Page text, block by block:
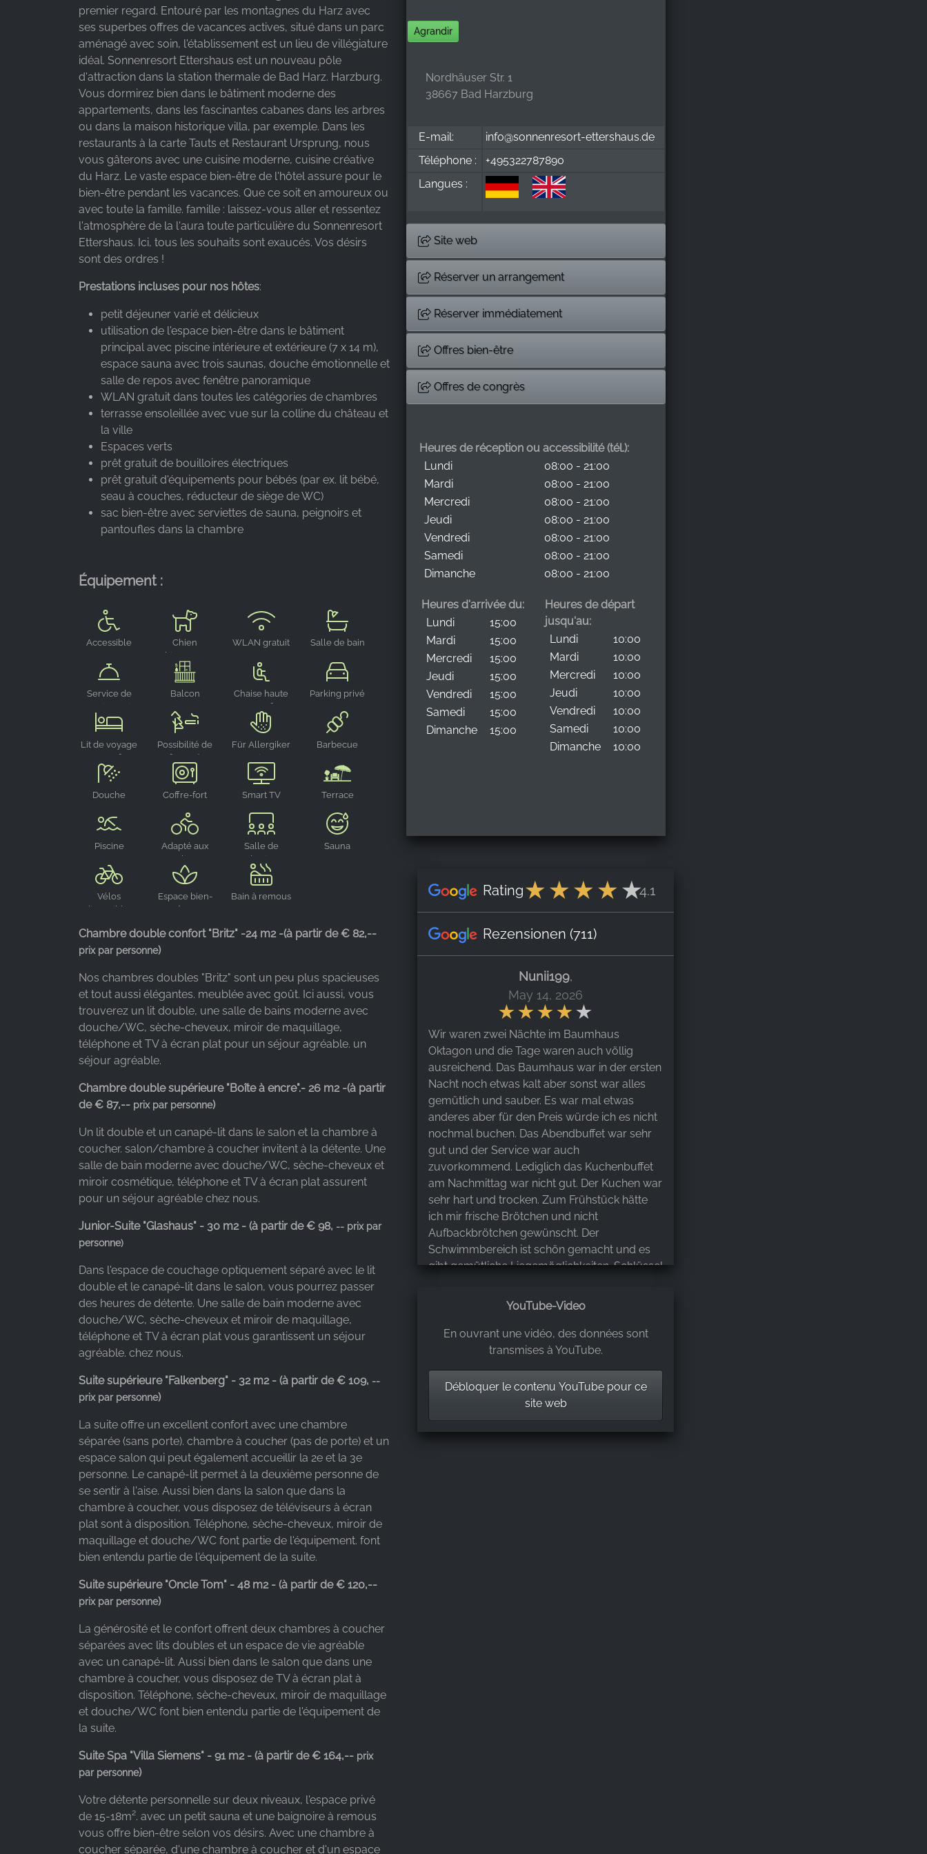
premier regard. Entouré par les montagnes du Harz avec
ses superbes offres de vacances actives, situé dans un parc
aménagé avec soin, l'établissement est un lieu de villégiature
idéal. Sonnenresort Ettershaus est un nouveau pôle
d'attraction dans la station thermale de Bad Harz. Harzburg.
Vous dormirez bien dans le bâtiment moderne des
appartements, dans les fascinantes cabanes dans les arbres
ou dans la maison historique villa, par exemple. Dans les
restaurants à la carte Tauts et Restaurant Ursprung, nous
vous gâterons avec une cuisine moderne, cuisine créative
du Harz. Le vaste espace bien-être de l'hôtel assure pour le
bien-être pendant les vacances. Que ce soit en amoureux ou
avec toute la famille. famille : laissez-vous aller et ressentez
l'atmosphère de la l'aura toute particulière du Sonnenresort
Ettershaus. Ici, tous les souhaits sont exaucés. Vos désirs
sont des ordres !
Prestations incluses pour nos hôtes:
petit déjeuner varié et délicieux
utilisation de l'espace bien-être dans le bâtiment
principal avec piscine intérieure et extérieure (7 x 14 m),
espace sauna avec trois saunas, douche émotionnelle et
salle de repos avec fenêtre panoramique
WLAN gratuit dans toutes les catégories de chambres
terrasse ensoleillée avec vue sur la colline du château et
la ville
Espaces verts
prêt gratuit de bouilloires électriques
prêt gratuit d'équipements pour bébés (par ex. lit bébé,
seau à couches, réducteur de siège de WC)
sac bien-être avec serviettes de sauna, peignoirs et
pantoufles dans la chambre
Équipement :
Accessible
personnes à
mobilité
réduite
Chien
bienvenu
WLAN gratuit Salle de bain
Service de
conciergerie
Balcon
Chaise haute
pour enfant
Parking privé
Lit de voyage
pour enfant
Possibilité de
fumer à
l'extérieur
Für Allergiker
geeignet
Barbecue
Douche Coffre-fort Smart TV Terrace
Piscine
Adapté aux
cyclistes
Salle de
réunion
Sauna
Vélos
disponibles
Espace bien-
être
Bain à remous
Chambre double confort "Britz" -24 m2 -(à partir de € 82,--
prix par personne)
Nos chambres doubles "Britz" sont un peu plus spacieuses
et tout aussi élégantes. meublée avec goût. Ici aussi, vous
trouverez un lit double, une salle de bains moderne avec
douche/WC, sèche-cheveux, miroir de maquillage,
téléphone et TV à écran plat pour un séjour agréable. un
séjour agréable.
Chambre double supérieure "Boîte à encre".- 26 m2 -(à partir
de € 87,-- prix par personne)
Un lit double et un canapé-lit dans le salon et la chambre à
coucher. salon/chambre à coucher invitent à la détente. Une
salle de bain moderne avec douche/WC, sèche-cheveux et
miroir cosmétique, téléphone et TV à écran plat assurent
pour un séjour agréable chez nous.
Junior-Suite "Glashaus" - 30 m2 - (à partir de € 98, -- prix par
personne)
Dans l'espace de couchage optiquement séparé avec le lit
double et le canapé-lit dans le salon, vous pourrez passer
des heures de détente. Une salle de bain moderne avec
douche/WC, sèche-cheveux et miroir de maquillage,
téléphone et TV à écran plat vous garantissent un séjour
agréable. chez nous.
Suite supérieure "Falkenberg" - 32 m2 - (à partir de € 109, --
prix par personne)
La suite offre un excellent confort avec une chambre
séparée (sans porte). chambre à coucher (pas de porte) et un
espace salon qui peut également accueillir la 2e et la 3e
personne. Le canapé-lit permet à la deuxième personne de
se sentir à l'aise. Aussi bien dans la salon que dans la
chambre à coucher, vous disposez de téléviseurs à écran
plat sont à disposition. Téléphone, sèche-cheveux, miroir de
maquillage et douche/WC font partie de l'équipement. font
bien entendu partie de l'équipement de la suite.
Suite supérieure "Oncle Tom" - 48 m2 - (à partir de € 120,--
prix par personne)
La générosité et le confort offrent deux chambres à coucher
séparées avec lits doubles et un espace de vie agréable
avec un canapé-lit. Aussi bien dans le salon que dans une
chambre à coucher, vous disposez de TV à écran plat à
disposition. Téléphone, sèche-cheveux, miroir de maquillage
et douche/WC font bien entendu partie de l'équipement de
la suite.
Suite Spa "Villa Siemens" - 91 m2 - (à partir de € 164,-- prix
par personne)
Votre détente personnelle sur deux niveaux, l'espace privé
de 15-18m². avec un petit sauna et une baignoire à remous
vous offre bien-être selon vos désirs. Avec une chambre à
coucher séparée, d'une chambre à coucher et d'un espace
Agrandir
Nordhäuser Str. 1
38667 Bad Harzburg
E-mail:
info@sonnenresort-ettershaus.de
Téléphone :
+495322787890
Langues :
Site web
Réserver un arrangement
Réserver immédiatement
Offres bien-être
Offres de congrès
Heures de réception ou accessibilité (tél.):
Lundi
08:00 - 21:00
Mardi
08:00 - 21:00
Mercredi
08:00 - 21:00
Jeudi
08:00 - 21:00
Vendredi
08:00 - 21:00
Samedi
08:00 - 21:00
Dimanche
08:00 - 21:00
Heures d'arrivée du:
Lundi
15:00
Mardi
15:00
Mercredi
15:00
Jeudi
15:00
Vendredi
15:00
Samedi
15:00
Dimanche
15:00
Heures de départ
jusqu'au:
Lundi
10:00
Mardi
10:00
Mercredi
10:00
Jeudi
10:00
Vendredi
10:00
Samedi
10:00
Dimanche
10:00
Rating 4.1
Rezensionen (711)
Nunii199,
May 14, 2026
Wir waren zwei Nächte im Baumhaus
Oktagon und die Tage waren auch völlig
ausreichend. Das Baumhaus war in der ersten
Nacht noch etwas kalt aber sonst war alles
gemütlich und sauber. Es war mal etwas
anderes aber für den Preis würde ich es nicht
nochmal buchen. Das Abendbuffet war sehr
gut und der Service war auch
zuvorkommend. Lediglich das Kuchenbuffet
am Nachmittag war nicht gut. Der Kuchen war
sehr hart und trocken. Zum Frühstück hätte
ich mir frische Brötchen und nicht
Aufbackbrötchen gewünscht. Der
Schwimmbereich ist schön gemacht und es
gibt gemütliche Liegemöglichkeiten. Schlüssel
Rezeption abholen. Wir hatten aber keine Lust
doch viel einfacher die Zimmerkarte mit den
Spinds zu nutzen. Vom Hotel aus ist einiges
die „Villa Buch“ empfehlen.
Ellen Witt,
YouTube-Video
En ouvrant une vidéo, des données sont
transmises à YouTube.
Débloquer le contenu YouTube pour ce
site web
Facebook Ireland Ltd.
Mesure de la publicité et marketing
Cookie
duration:
3 mois - 1 an
STATISTIQUES
Les cookies statistiques collectent des
informations de manière anonyme. Ces
informations nous aident à comprendre comment
nos visiteurs utilisent notre site web.
Google Analytics
Name:
_ga, _gid, _gac_gb_
Provider:
Google LLC
Collecte de statistiques sur
l'utilisation du site web
duration:
24 heures - 2 ans